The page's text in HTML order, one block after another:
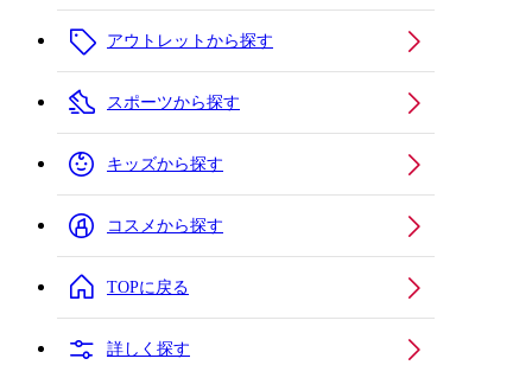
アウトレットから探す
スポーツから探す
キッズから探す
コスメから探す
TOPに戻る
詳しく探す